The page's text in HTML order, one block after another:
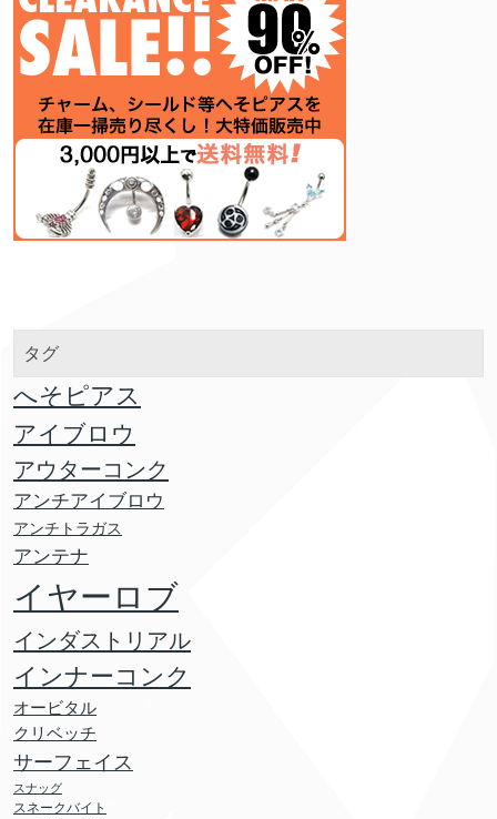
タグ
へそピアス
アイブロウ
アウターコンク
アンチアイブロウ
アンチトラガス
アンテナ
イヤーロブ
インダストリアル
インナーコンク
オービタル
クリベッチ
サーフェイス
スナッグ
スネークバイト